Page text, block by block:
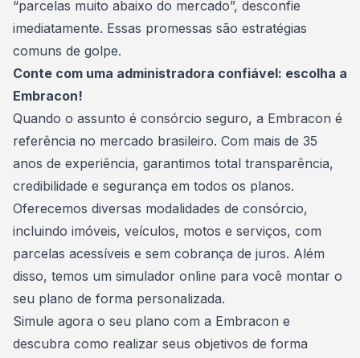
“parcelas muito abaixo do mercado”, desconfie
imediatamente. Essas promessas são estratégias
comuns de golpe.
Conte com uma administradora confiável: escolha a
Embracon!
Quando o assunto é consórcio seguro, a Embracon é
referência no mercado brasileiro. Com mais de 35
anos de experiência, garantimos total transparência,
credibilidade e segurança em todos os planos.
Oferecemos diversas modalidades de consórcio,
incluindo imóveis, veículos, motos e serviços, com
parcelas acessíveis e sem cobrança de juros. Além
disso, temos um simulador online para você montar o
seu plano de forma personalizada.
Simule agora o seu plano com a Embracon e
descubra como realizar seus objetivos de forma